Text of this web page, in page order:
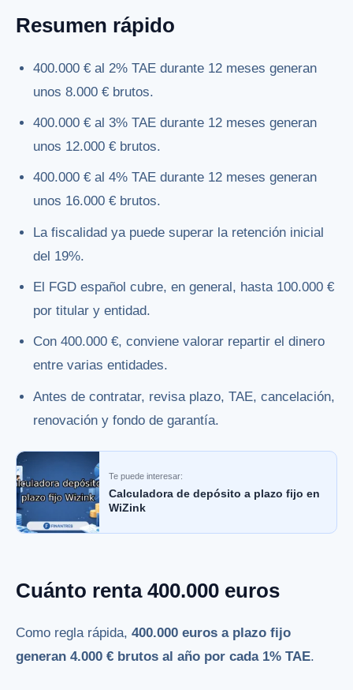
Resumen rápido
400.000 € al 2% TAE durante 12 meses generan
unos 8.000 € brutos.
400.000 € al 3% TAE durante 12 meses generan
unos 12.000 € brutos.
400.000 € al 4% TAE durante 12 meses generan
unos 16.000 € brutos.
La fiscalidad ya puede superar la retención inicial
del 19%.
El FGD español cubre, en general, hasta 100.000 €
por titular y entidad.
Con 400.000 €, conviene valorar repartir el dinero
entre varias entidades.
Antes de contratar, revisa plazo, TAE, cancelación,
renovación y fondo de garantía.
Te puede interesar:
Calculadora de depósito a plazo fijo en
WiZink
Cuánto renta 400.000 euros
Como regla rápida, 400.000 euros a plazo fijo
generan 4.000 € brutos al año por cada 1% TAE.